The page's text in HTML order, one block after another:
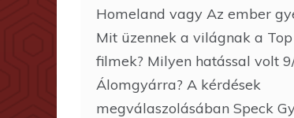
Homeland vagy Az ember
Mit üzennek a világnak a
filmek? Milyen hatással volt
Álomgyárra? A kérdések
megválaszolásában Speck